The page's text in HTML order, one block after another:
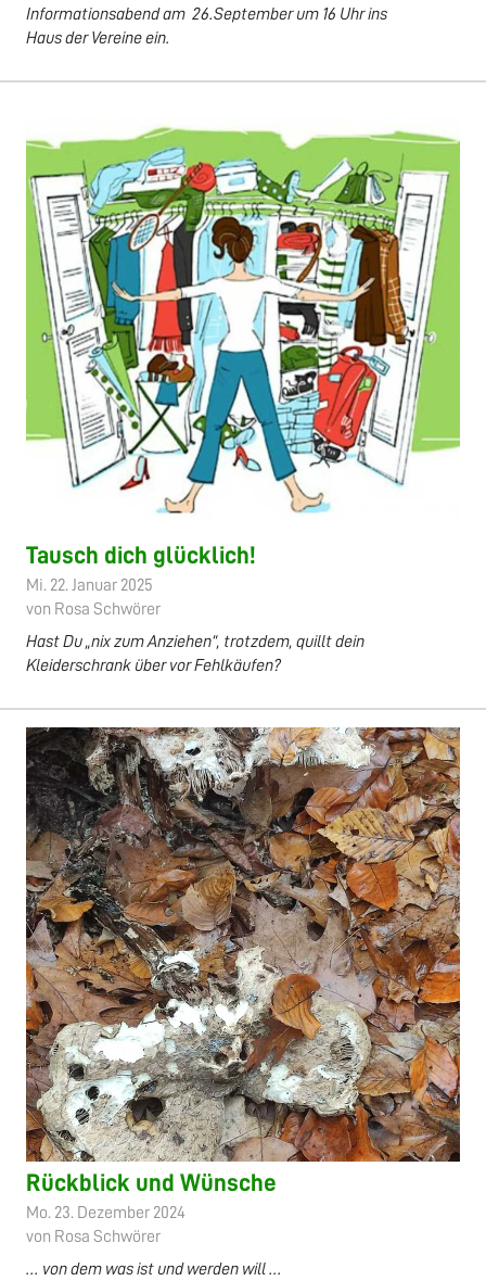
Informationsabend am 26.September um 16 Uhr ins
Haus der Vereine ein.
Tausch dich glücklich!
Mi. 22. Januar 2025
von Rosa Schwörer
Hast Du „nix zum Anziehen“, trotzdem, quillt dein
Kleiderschrank über vor Fehlkäufen?
Rückblick und Wünsche
Mo. 23. Dezember 2024
von Rosa Schwörer
... von dem was ist und werden will ...